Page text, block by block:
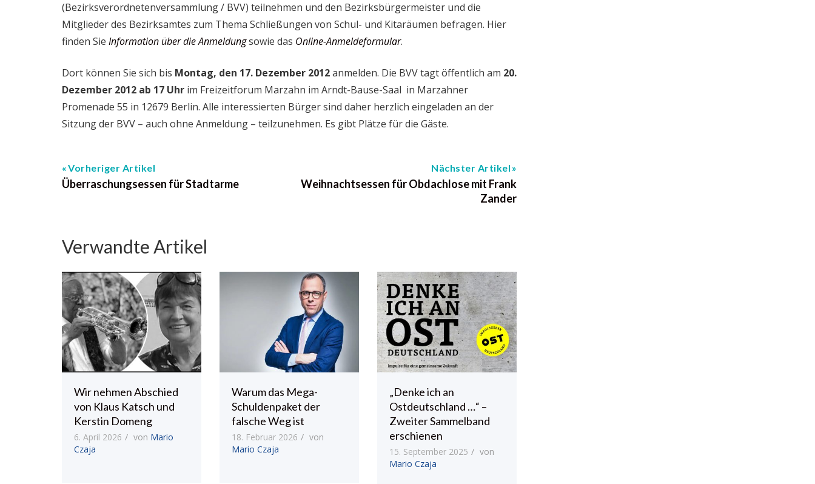
(Bezirksverordnetenversammlung / BVV) teilnehmen und den Bezirksbürgermeister und die
Mitglieder des Bezirksamtes zum Thema Schließungen von Schul- und Kitaräumen befragen. Hier
finden Sie Information über die Anmeldungsowie das Online-Anmeldeformular.
Dort können Sie sich bis Montag, den 17. Dezember 2012anmelden. Die BVV tagt öffentlich am 20.
Dezember 2012 ab 17 Uhr im Freizeitforum Marzahn im Arndt-Bause-Saal in Marzahner
Promenade 55 in 12679 Berlin. Alle interessierten Bürger sind daher herzlich eingeladen an der
Sitzung der BVV – auch ohne Anmeldung – teilzunehmen. Es gibt Plätze für die Gäste.
Vorheriger Artikel
Überraschungsessen für Stadtarme
Nächster Artikel
Weihnachtsessen für Obdachlose mit Frank
Zander
Verwandte Artikel
Wir nehmen Abschied
von Klaus Katsch und
Kerstin Domeng
6. April 2026 von Mario
Czaja
Warum das Mega-
Schuldenpaket der
falsche Weg ist
18. Februar 2026
von
Mario Czaja
„Denke ich an
Ostdeutschland …“ –
Zweiter Sammelband
erschienen
15. September 2025
von
Mario Czaja